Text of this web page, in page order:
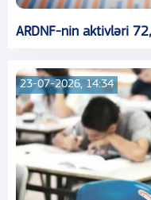
ARDNF-nin aktivləri
23-07-2026, 14:34